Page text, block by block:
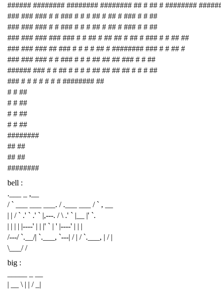
###### ######## ######## ######## ## # ## # ########
### ### ### # # ### # # # ## # ## # ### # # ##
### ### ### # # ### # # # ## # ## # ### # # ##
### ### ### ### ### # # ## # ## ## # ## # ### # # ## ##
### ### ### ## ### # # # # ## # ######## ### # # ## #
### ### ### # # ### # # # ## ## ## ### # # ##
###### ### # # ## # # # # ## ## ## ## # # # ##
### # # # # # # # ######## ##
# # ##
# # ##
# # ##
# # ##
########
## ##
## ##
########
bell :
.___ _ ,__
/ ` ___ ___ ___. / .___ ___ / ` , __
| | / ` .' ` .' ` |,---. / \ .' ` |__ |' `.
| | | | |----' | | |' ` | ' |----' | | |
/---/ `.__/| `.___, `---| / | / `.___, | / |
\___/ /
big :
| __ \ | | / _|